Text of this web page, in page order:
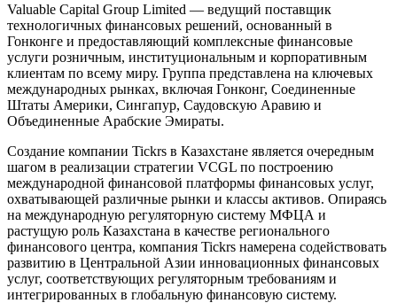
Valuable Capital Group Limited — ведущий поставщик
технологичных финансовых решений, основанный в
Гонконге и предоставляющий комплексные финансовые
услуги розничным, институциональным и корпоративным
клиентам по всему миру. Группа представлена на ключевых
международных рынках, включая Гонконг, Соединенные
Штаты Америки, Сингапур, Саудовскую Аравию и
Объединенные Арабские Эмираты.
Создание компании Tickrs в Казахстане является очередным
шагом в реализации стратегии VCGL по построению
международной финансовой платформы финансовых услуг,
охватывающей различные рынки и классы активов. Опираясь
на международную регуляторную систему МФЦА и
растущую роль Казахстана в качестве регионального
финансового центра, компания Tickrs намерена содействовать
развитию в Центральной Азии инновационных финансовых
услуг, соответствующих регуляторным требованиям и
интегрированных в глобальную финансовую систему.